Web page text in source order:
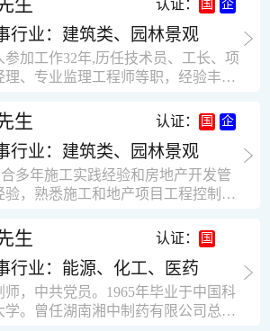
强的团队精神和集体荣誉感。做事认
责，有很强的责任心。秉承山大扎
厚重的学风。为人正直、诚信、稳
有强烈的上进心、事业心。有很强的
学习认真踏实，能够吃苦耐劳，责任
。 性格外向、开朗，有良好的人
系和一定的组织能力。做事认真负
积极肯干。我有信心在今后的工作岗
发挥自己的才能!积极的人生观，在我
典中没有“放弃”，始终坚信只要努力
握一种新事物的能力。我的格言：也
不是最好的，但我会做得更好。知识
泛，头脑灵活，思维开阔敏捷，极富
精神。
生 认证：
行业：建筑类、园林景观
参加工作32年,历任技术员、工长、项
理、专业监理工程师等职，经验丰
工程经济技术分析，能适应建筑行业
岗位，组织协调能力强，技术全面，
工地管理． 本人1978年高中毕业，同
加工作，至今已在建筑行业工作了30
从1978年进入本县建筑公司学徒开始
理、专业监理工程师等职。 管理过许
种结构的工业及民用建筑。1984年至
年就职于新疆乌鲁木齐铁路局劳动服
司建筑三工区任技术员。参于管理的
有：职工居乐部游艺楼，4000平方，
结构。职工电教楼，8000平方，框架
生 认证：
行业：建筑类、园林景观
合多年施工实践经验和房地产开发管
验，熟悉施工和地产项目工程控制要
，丰富的经营理念和管理手段，能独
理各种工程技术问题；具有较强的沟
调能力和组织管理能力； ? 近十多年
地产方面工作经验，现任职江苏雨润
品集团南昌公司副总经理兼工程总工
生 认证：
行业：能源、化工、医药
师，中共党员。1965年毕业于中国科
学。曾任湖南湘中制药有限公司总工